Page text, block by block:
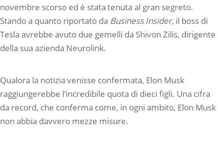
novembre scorso ed è stata tenuta al gran segreto.
Stando a quanto riportato da Business Insider, il boss di
Tesla avrebbe avuto due gemelli da Shivon Zilis, dirigente
della sua azienda Neurolink.
Qualora la notizia venisse confermata, Elon Musk
raggiungerebbe l’incredibile quota di dieci figli. Una cifra
da record, che conferma come, in ogni ambito, Elon Musk
non abbia davvero mezze misure.